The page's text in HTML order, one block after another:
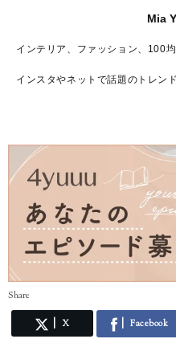
Mia
インテリア、ファッション、100
インスタやネットで話題のトレン
Share
X Facebook